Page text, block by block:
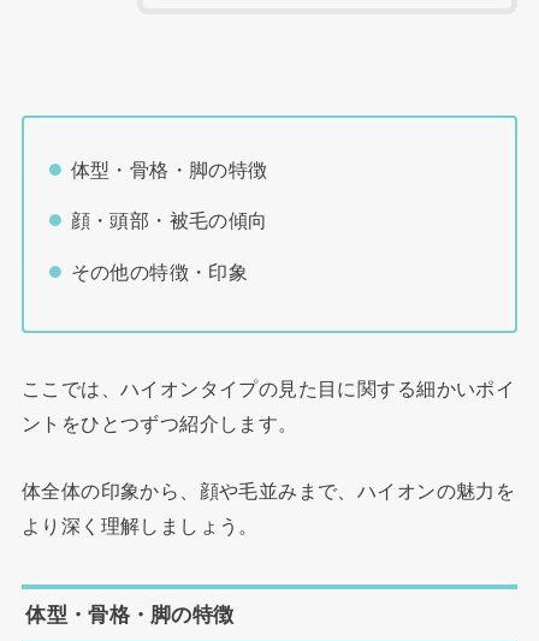
体型・骨格・脚の特徴
顔・頭部・被毛の傾向
その他の特徴・印象
ここでは、ハイオンタイプの見た目に関する細かいポイ
ントをひとつずつ紹介します。
体全体の印象から、顔や毛並みまで、ハイオンの魅力を
より深く理解しましょう。
体型・骨格・脚の特徴